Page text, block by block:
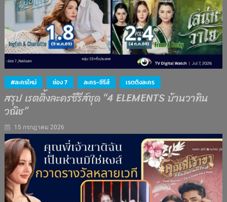
#ละครใหม่ ช่อง 7 ละคร-ซีรีส์ เรตติงละคร
สรุป เรตติ้งละครซีรีส์ชุด “4 ELEMENTS บ้านวาทิน
วณิช”
15 กรกฎาคม 2026